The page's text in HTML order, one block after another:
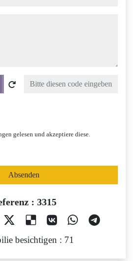
gelesen und akzeptiere diese.
Absenden
: 3315
besichtigen : 71